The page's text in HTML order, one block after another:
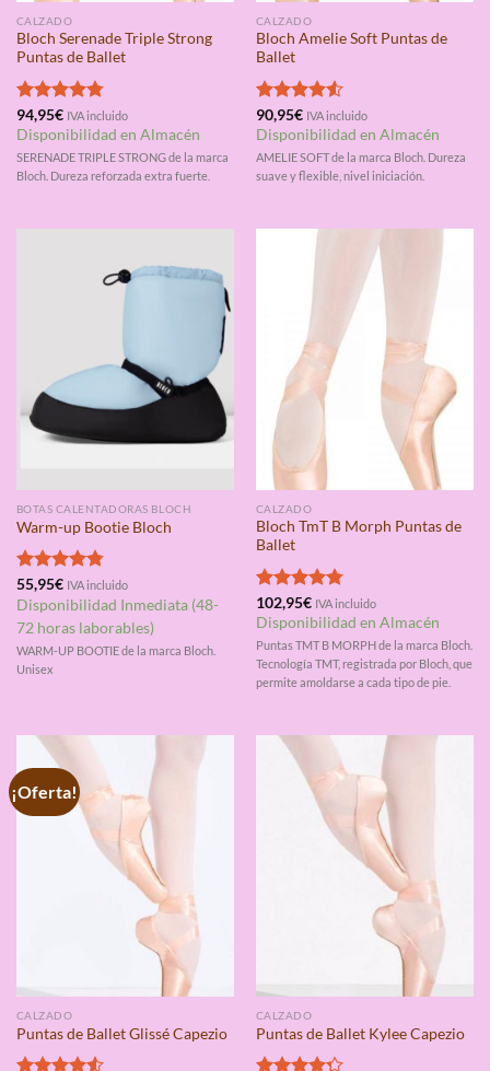
CALZADO
Bloch Serenade Triple Strong
Puntas de Ballet
Valorado
con4.75
de 5
94,95€ IVA incluido
Disponibilidad en Almacén
SERENADE TRIPLE STRONG de la marca
Bloch. Dureza reforzada extra fuerte.
CALZADO
Bloch Amelie Soft Puntas de
Ballet
Valorado
con4.50
de 5
90,95€ IVA incluido
Disponibilidad en Almacén
AMELIE SOFT de la marca Bloch. Dureza
suave y flexible, nivel iniciación.
BOTAS CALENTADORAS BLOCH
Warm-up Bootie Bloch
Valorado
con4.75
de 5
55,95€ IVA incluido
Disponibilidad Inmediata (48-
72 horas laborables)
WARM-UP BOOTIE de la marca Bloch.
Unisex
CALZADO
Bloch TmT B Morph Puntas de
Ballet
Valorado
con4.75
de 5
102,95€ IVA incluido
Disponibilidad en Almacén
Puntas TMT B MORPH de la marca Bloch.
Tecnología TMT, registrada por Bloch, que
permite amoldarse a cada tipo de pie.
¡Oferta!
CALZADO
Puntas de Ballet Glissé Capezio
CALZADO
Puntas de Ballet Kylee Capezio